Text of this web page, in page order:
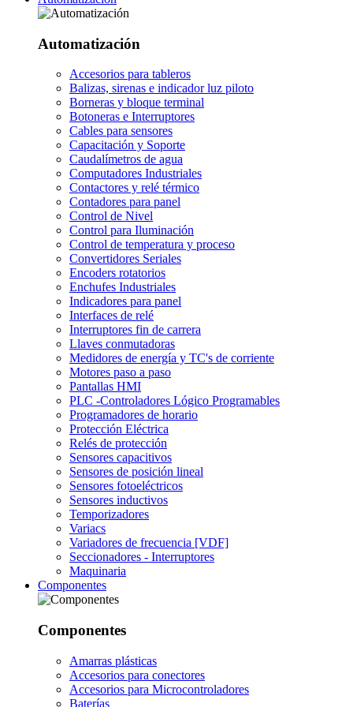
Automatización
Accesorios para tableros
Balizas, sirenas e indicador luz piloto
Borneras y bloque terminal
Botoneras e Interruptores
Cables para sensores
Capacitación y Soporte
Caudalímetros de agua
Computadores Industriales
Contactores y relé térmico
Contadores para panel
Control de Nivel
Control para Iluminación
Control de temperatura y proceso
Convertidores Seriales
Encoders rotatorios
Enchufes Industriales
Indicadores para panel
Interfaces de relé
Interruptores fin de carrera
Llaves conmutadoras
Medidores de energía y TC's de corriente
Motores paso a paso
Pantallas HMI
PLC -Controladores Lógico Programables
Programadores de horario
Protección Eléctrica
Relés de protección
Sensores capacitivos
Sensores de posición lineal
Sensores fotoeléctricos
Sensores inductivos
Temporizadores
Variacs
Variadores de frecuencia [VDF]
Seccionadores - Interruptores
Maquinaria
Componentes
Componentes
Amarras plásticas
Accesorios para conectores
Accesorios para Microcontroladores
Baterías